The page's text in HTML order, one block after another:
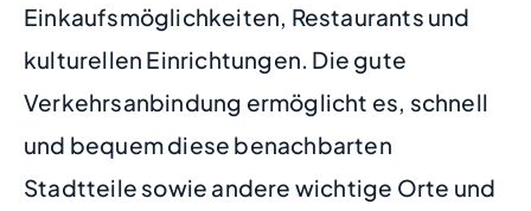
Einkaufsmöglichkeiten, Restaurants und
kulturellen Einrichtungen. Die gute
Verkehrsanbindung ermöglicht es, schnell
und bequem diese benachbarten
Stadtteile sowie andere wichtige Orte und